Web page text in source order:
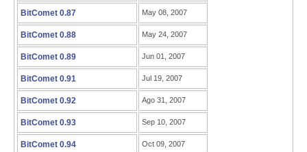
BitComet 0.87 May 08, 2007
BitComet 0.88 May 24, 2007
BitComet 0.89 Jun 01, 2007
BitComet 0.91 Jul 19, 2007
BitComet 0.92 Ago 31, 2007
BitComet 0.93 Sep 10, 2007
BitComet 0.94 Oct 09, 2007